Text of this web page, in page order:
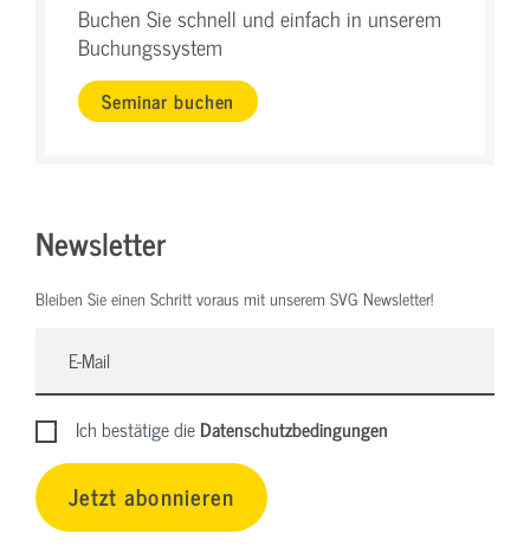
Buchen Sie schnell und einfach in unserem
Buchungssystem
Seminar buchen
Newsletter
Bleiben Sie einen Schritt voraus mit unserem SVG Newsletter!
Ich bestätige dieDatenschutzbedingungen
Jetzt abonnieren